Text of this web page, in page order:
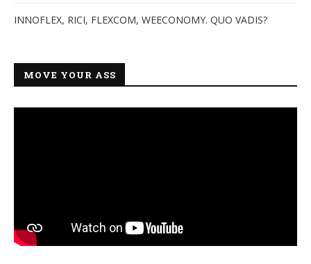
INNOFLEX, RICI, FLEXCOM, WEECONOMY. QUO VADIS?
MOVE YOUR ASS